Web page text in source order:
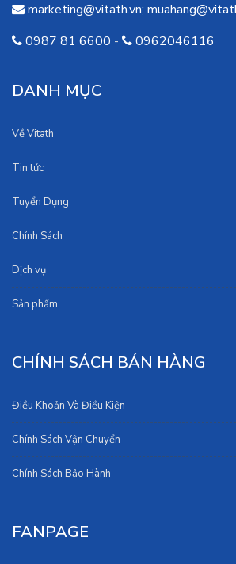
marketing@vitath.vn;
0987 81 6600 - 0962046116
DANH MỤC
Về Vitath
Tin tức
Tuyển Dụng
Chính Sách
Dịch vụ
Sản phẩm
CHÍNH SÁCH BÁN HÀNG
Điều Khoản Và Điều Kiện
Chính Sách Vận Chuyển
Chính Sách Bảo Hành
FANPAGE